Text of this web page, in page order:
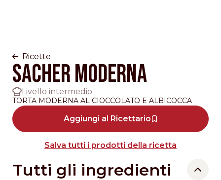
Ricette
SACHER MODERNA
Livello intermedio
TORTA MODERNA AL CIOCCOLATO E ALBICOCCA
Aggiungi al Ricettario
Salva tutti i prodotti della ricetta
Tutti gli ingredienti